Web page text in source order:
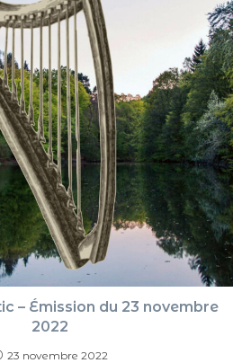
– Émission du 23 novembre
2022
23 novembre 2022